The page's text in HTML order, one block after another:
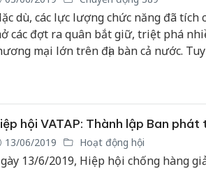
dù, các lực lượng chức năng đã
các đợt ra quân bắt giữ, triệt phá
mại lớn trên địa bàn cả nước.
hội VATAP: Thành lập Ban phát
13/06/2019 Hoạt động hội
13/6/2019, Hiệp hội chống hàng